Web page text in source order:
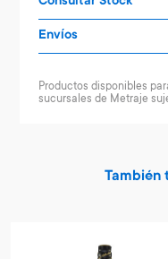
Envíos
Productos disponibles
sucursales de Metraje
También